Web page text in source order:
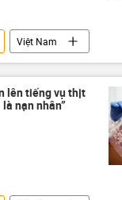
Donald Trump
Việt Nam
thực phẩm
thực
ẩm thực
heo
lên tiếng vụ thịt
nạn nhân”